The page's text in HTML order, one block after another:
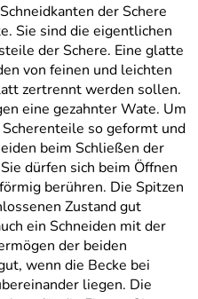
der Schere
Sie sind die eigentlichen
der Schere. Eine glatte
von feinen und leichten
zertrennt werden sollen.
eine gezahnter Wate. Um
so geformt und
beim Schließen der
dürfen sich beim Öffnen
berühren. Die Spitzen
Zustand gut
ein Schneiden mit der
der beiden
wenn die Becke bei
liegen. Die